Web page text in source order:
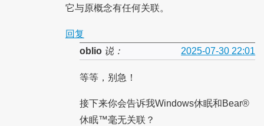
它与原概念有任何关联。
回复
oblio说： 2025-07-30 22:01
等等，别急！
接下来你会告诉我Windows休眠和Bear®
休眠™毫无关联？